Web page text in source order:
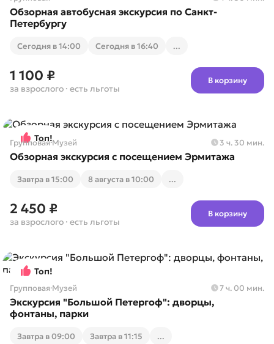
Обзорная автобусная экскурсия по Санкт-
Петербургу
Cегодня в 14:00 Cегодня в 16:40 ...
1 100 ₽
за взрослого · есть льготы
В корзину
Топ!
Групповая·Музей 3 ч. 30 мин.
Обзорная экскурсия с посещением Эрмитажа
Завтра в 15:00 8 августа в 10:00 ...
2 450 ₽
за взрослого · есть льготы
В корзину
Топ!
Групповая·Музей 7 ч. 00 мин.
Экскурсия "Большой Петергоф": дворцы,
фонтаны, парки
Завтра в 09:00 Завтра в 11:15 ...